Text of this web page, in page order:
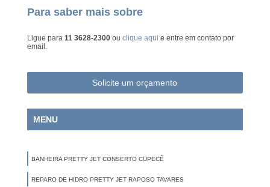
Para saber mais sobre
Ligue para 11 3628-2300ou clique aqui e entre em contato por
email.
Solicite um orçamento
MENU
BANHEIRA PRETTY JET CONSERTO CUPECÊ
REPARO DE HIDRO PRETTY JET RAPOSO TAVARES